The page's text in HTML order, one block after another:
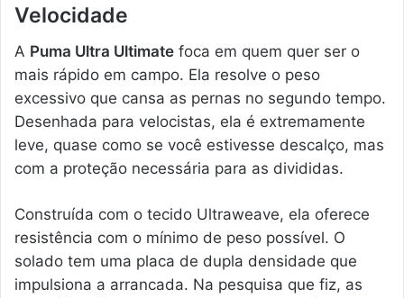
Velocidade
A Puma Ultra Ultimate foca em quem quer ser o
mais rápido em campo. Ela resolve o peso
excessivo que cansa as pernas no segundo tempo.
Desenhada para velocistas, ela é extremamente
leve, quase como se você estivesse descalço, mas
com a proteção necessária para as divididas.
Construída com o tecido Ultraweave, ela oferece
resistência com o mínimo de peso possível. O
solado tem uma placa de dupla densidade que
impulsiona a arrancada. Na pesquisa que fiz, as